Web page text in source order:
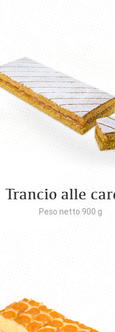
Trancio alle
Peso netto 900 g